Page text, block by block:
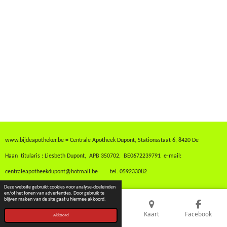
Deze website gebruikt cookies voor analyse-doeleinden
en/of het tonen van advertenties. Door gebruik te
blijven maken van de site gaat u hiermee akkoord.
Akkoord
www.bijdeapotheker.be = Centrale Apotheek Dupont, Stationsstaat 6, 8420 De
Haan titularis : Liesbeth Dupont, APB 350702, BE0672239791 e-mail:
centraleapotheekdupont@hotmail.be tel. 059233082
Kaart Facebook